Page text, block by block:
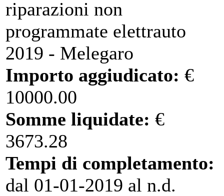
riparazioni non
programmate elettrauto
2019 - Melegaro
Importo aggiudicato: €
10000.00
Somme liquidate: €
3673.28
Tempi di completamento:
dal 01-01-2019 al n.d.